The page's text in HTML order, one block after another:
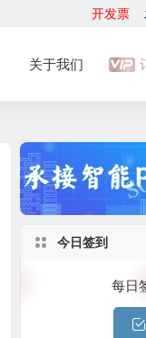
开发票
关于我们
今日签到
每日